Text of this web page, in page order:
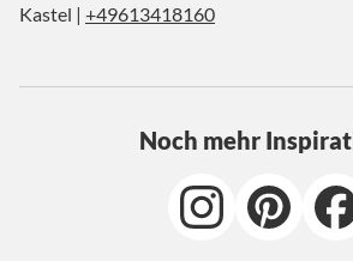
Kastel | +49613418160
Noch mehr